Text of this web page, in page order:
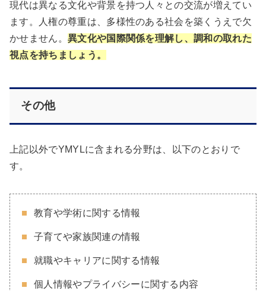
現代は異なる文化や背景を持つ人々との交流が増えてい
ます。人権の尊重は、多様性のある社会を築くうえで欠
かせません。 異文化や国際関係を理解し、調和の取れた
視点を持ちましょう。
その他
上記以外でYMYLに含まれる分野は、以下のとおりで
す。
教育や学術に関する情報
子育てや家族関連の情報
就職やキャリアに関する情報
個人情報やプライバシーに関する内容